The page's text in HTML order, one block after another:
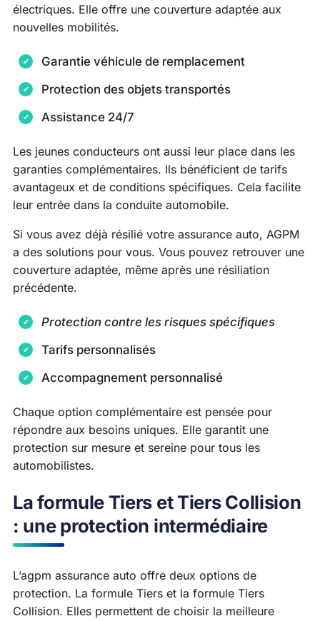
électriques. Elle offre une couverture adaptée aux
nouvelles mobilités.
Garantie véhicule de remplacement
Protection des objets transportés
Assistance 24/7
Les jeunes conducteurs ont aussi leur place dans les
garanties complémentaires. Ils bénéficient de tarifs
avantageux et de conditions spécifiques. Cela facilite
leur entrée dans la conduite automobile.
Si vous avez déjà résilié votre assurance auto, AGPM
a des solutions pour vous. Vous pouvez retrouver une
couverture adaptée, même après une résiliation
précédente.
Protection contre les risques spécifiques
Tarifs personnalisés
Accompagnement personnalisé
Chaque option complémentaire est pensée pour
répondre aux besoins uniques. Elle garantit une
protection sur mesure et sereine pour tous les
automobilistes.
La formule Tiers et Tiers Collision
: une protection intermédiaire
L’agpm assurance auto offre deux options de
protection. La formule Tiers et la formule Tiers
Collision. Elles permettent de choisir la meilleure